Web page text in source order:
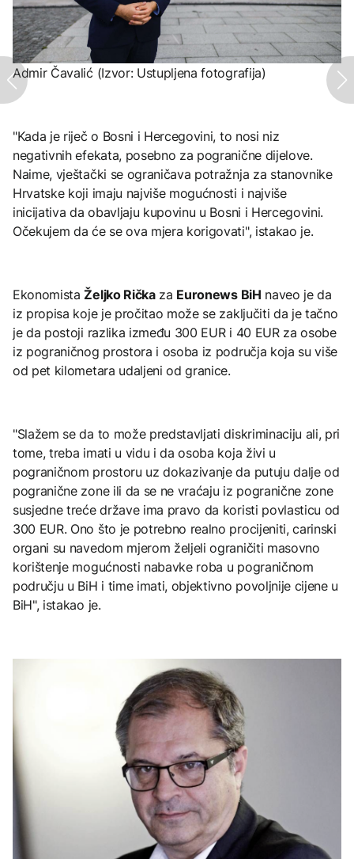
Admir Čavalić (Izvor: Ustupljena fotografija)
"Kada je riječ o Bosni i Hercegovini, to nosi niz
negativnih efekata, posebno za pogranične dijelove.
Naime, vještački se ograničava potražnja za stanovnike
Hrvatske koji imaju najviše mogućnosti i najviše
inicijativa da obavljaju kupovinu u Bosni i Hercegovini.
Očekujem da će se ova mjera korigovati", istakao je.
EkonomistaŽeljko Ričkaza Euronews BiH naveo je da
iz propisa koje je pročitao može se zaključiti da je tačno
je da postoji razlika između 300 EUR i 40 EUR za osobe
iz pograničnog prostora i osoba iz područja koja su više
od pet kilometara udaljeni od granice.
"Slažem se da to može predstavljati diskriminaciju ali, pri
tome, treba imati u vidu i da osoba koja živi u
pograničnom prostoru uz dokazivanje da putuju dalje od
pogranične zone ili da se ne vraćaju iz pogranične zone
susjedne treće države ima pravo da koristi povlasticu od
300 EUR. Ono što je potrebno realno procijeniti, carinski
organi su navedom mjerom željeli ograničiti masovno
korištenje mogućnosti nabavke roba u pograničnom
području u BiH i time imati, objektivno povoljnije cijene u
BiH", istakao je.